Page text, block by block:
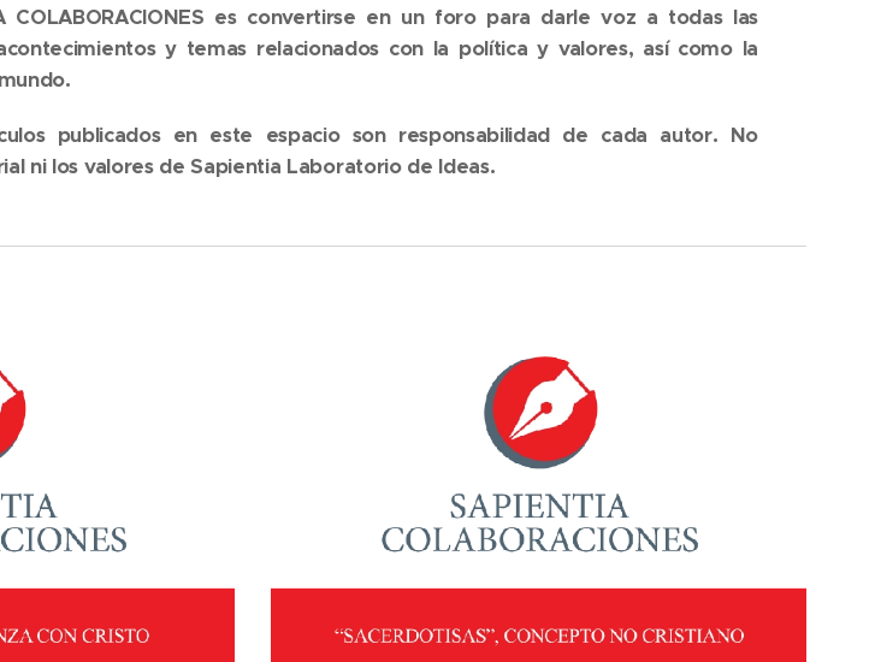
COLABORACIONES es convertirse en un foro para darle voz a todas las
y temas relacionados con la política y valores, así como la
publicados en este espacio son responsabilidad de cada autor. No
ni los valores de Sapientia Laboratorio de Ideas.